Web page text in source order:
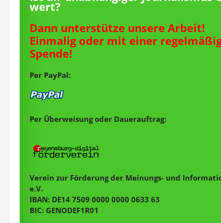
wert?
Dann unterstütze unsere Arbeit!
Einmalig oder mit einer
Spende!
Per PayPal:
Per Überweisung oder Dauerauftrag:
Verein zur Förderung der Meinungs- und
e.V.
IBAN: DE14 7509 0000 0000 0633 63
BIC: GENODEF1R01